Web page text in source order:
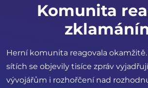
Komunita
Herní komunita reagovala
sítích se objevily tisíce zpráv
vývojářům i rozhořčení nad